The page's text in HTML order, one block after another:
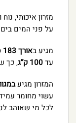
מזרון איכותי,
על פני המים
מגיע באורך 183 ס”מ ורוחב 69 ס”מ
עד100 ק”ג
, כך
המזרון מגיע
עשוי מחומר
לכל מי שאוהב